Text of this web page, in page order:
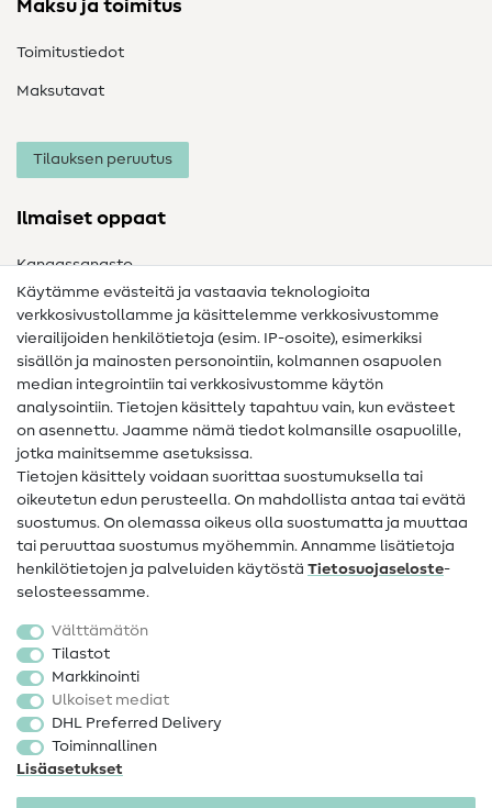
Maksu ja toimitus
Toimitustiedot
Maksutavat
Tilauksen peruutus
Ilmaiset oppaat
Kangassanasto
Ompelusanasto
Ompeluohjeet
Apua ja yhteystiedot
Yhteystiedot
Tietoa omistajanvaihdoksesta
Peruutusoikeus
Suosittu
Kankaat
Ompelutarvikkeet
Ale
Käytämme evästeitä ja vastaavia teknologioita
verkkosivustollamme ja käsittelemme verkkosivustomme
vierailijoiden henkilötietoja (esim. IP-osoite), esimerkiksi
sisällön ja mainosten personointiin, kolmannen osapuolen
median integrointiin tai verkkosivustomme käytön
analysointiin. Tietojen käsittely tapahtuu vain, kun evästeet
on asennettu. Jaamme nämä tiedot kolmansille osapuolille,
jotka mainitsemme asetuksissa.
Tietojen käsittely voidaan suorittaa suostumuksella tai
oikeutetun edun perusteella. On mahdollista antaa tai evätä
suostumus. On olemassa oikeus olla suostumatta ja muuttaa
tai peruuttaa suostumus myöhemmin. Annamme lisätietoja
henkilötietojen ja palveluiden käytöstä Tietosuojaseloste-
selosteessamme.
Välttämätön
Tilastot
Markkinointi
Ulkoiset mediat
DHL Preferred Delivery
Toiminnallinen
Lisäasetukset